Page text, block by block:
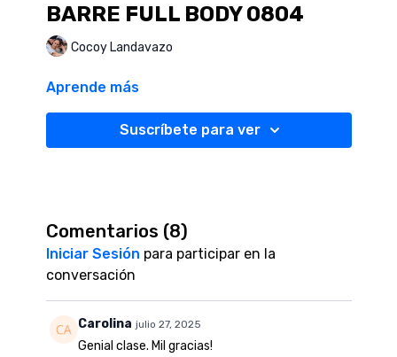
BARRE FULL BODY 0804
Cocoy Landavazo
Aprende más
Suscríbete para ver
Comentarios (8)
Iniciar Sesión para participar en la
conversación
Carolina julio 27, 2025
Genial clase. Mil gracias!